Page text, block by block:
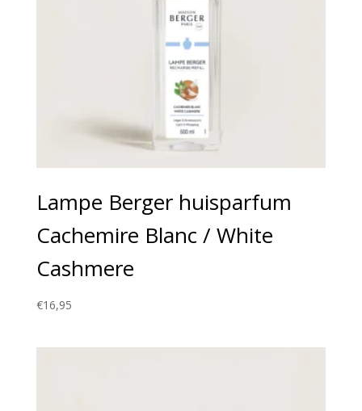
Lampe Berger huisparfum
Cachemire Blanc / White
Cashmere
€16,95